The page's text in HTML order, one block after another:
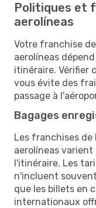
Politiques et
aerolíneas
Votre franchise
aerolíneas
itinéraire. Vérifier
vous évite des
passage à
Bagages
Les franchises de
aerolíneas varient
l'itinéraire. Les
n'incluent
que les billets en
internationaux